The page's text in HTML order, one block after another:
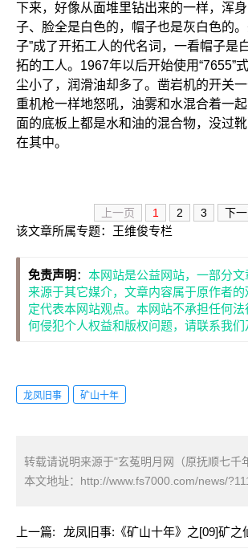
下来，好像从面堆里钻出来的一样，浑
子、脸全是白色的，帽子也是灰白色的
子”成了开拓工人的代名词，一看帽子是
拓的工人。1967年以后开始使用“7655”
尘小了，润滑油却多了。凿岩机的开关
重机枪一样地怒吼，油雾和水混合着一
面的底板上都是水和油的混合物，没过
在其中。
上一页 1 2 3 下
该文章所属专题： 王维俊专栏
免责声明 ： 本网站是公益网站，一部分
来源于其它媒介，文章内容属于原作者
定代表本网站观点。本网站不承担任何
何侵犯个人权益和版权问题，请联系我们
龙凤旧事 矿山十年
转载请说明来源于"玄菟明月网（原抚顺七千
本文地址： http://www.fs7000.com/news/
上一篇: 龙凤旧事:《矿山十年》之[09]矿之